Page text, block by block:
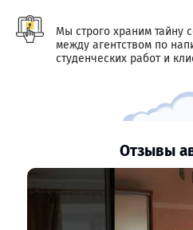
Мы строго храним тайну
между агентством по
студенческих работ и
Отзывы